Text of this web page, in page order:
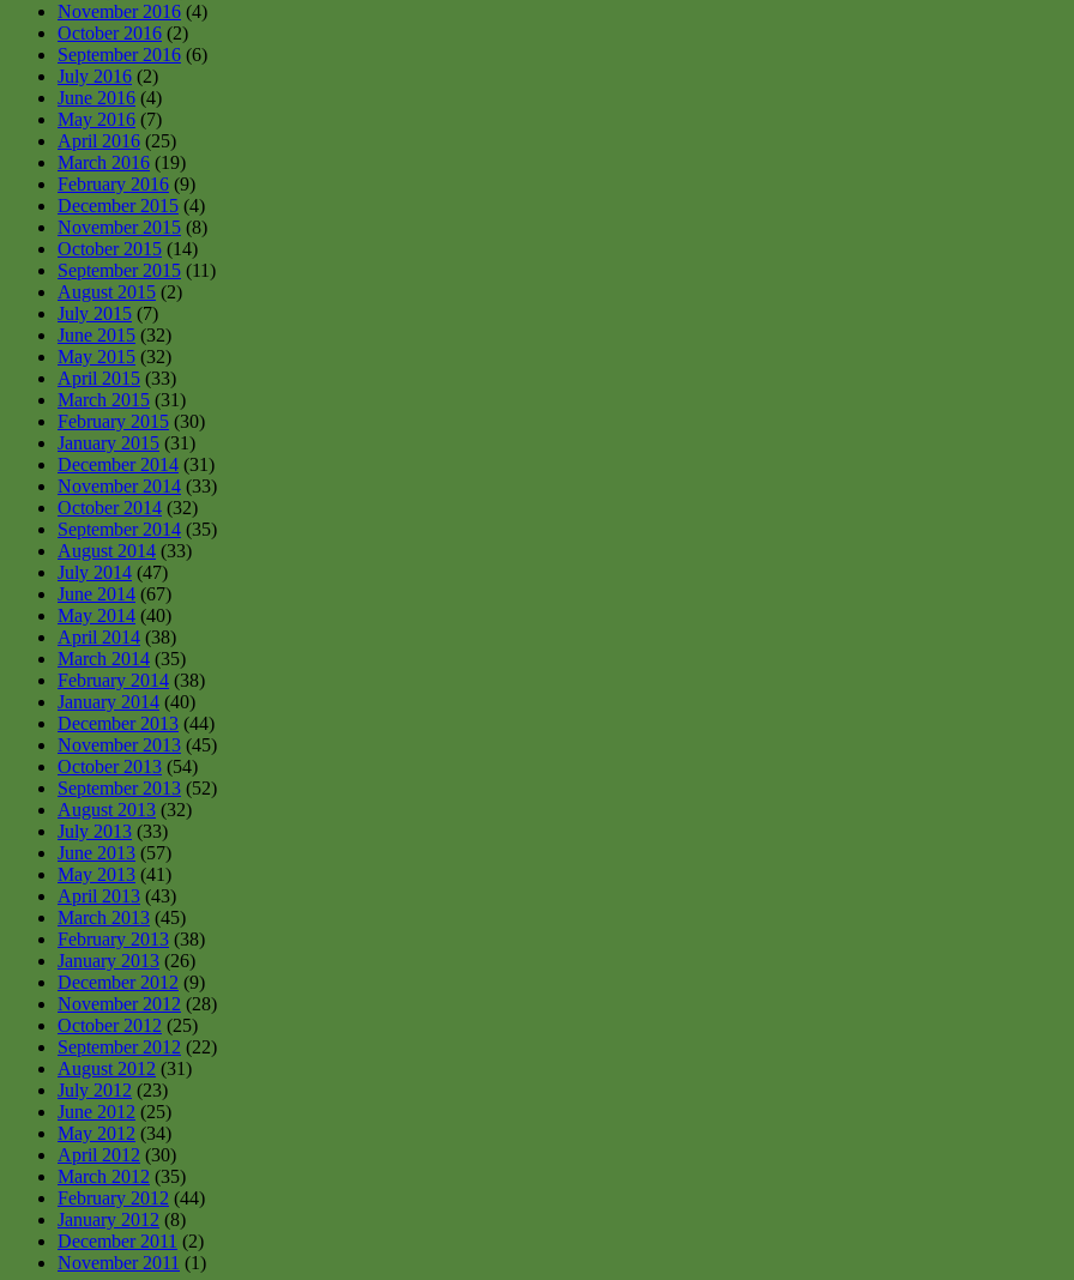
November 2016 (4)
October 2016 (2)
September 2016 (6)
July 2016 (2)
June 2016 (4)
May 2016 (7)
April 2016 (25)
March 2016 (19)
February 2016 (9)
December 2015 (4)
November 2015 (8)
October 2015 (14)
September 2015 (11)
August 2015 (2)
July 2015 (7)
June 2015 (32)
May 2015 (32)
April 2015 (33)
March 2015 (31)
February 2015 (30)
January 2015 (31)
December 2014 (31)
November 2014 (33)
October 2014 (32)
September 2014 (35)
August 2014 (33)
July 2014 (47)
June 2014 (67)
May 2014 (40)
April 2014 (38)
March 2014 (35)
February 2014 (38)
January 2014 (40)
December 2013 (44)
November 2013 (45)
October 2013 (54)
September 2013 (52)
August 2013 (32)
July 2013 (33)
June 2013 (57)
May 2013 (41)
April 2013 (43)
March 2013 (45)
February 2013 (38)
January 2013 (26)
December 2012 (9)
November 2012 (28)
October 2012 (25)
September 2012 (22)
August 2012 (31)
July 2012 (23)
June 2012 (25)
May 2012 (34)
April 2012 (30)
March 2012 (35)
February 2012 (44)
January 2012 (8)
December 2011 (2)
November 2011 (1)